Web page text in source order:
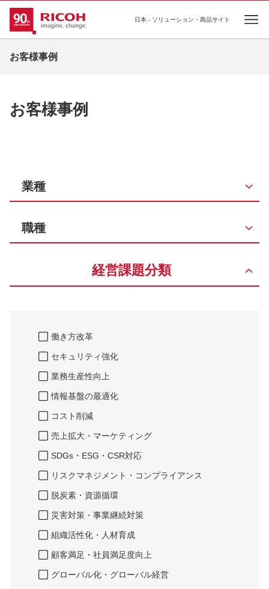
日本 - ソリューション・商品サイト
お客様事例
お客様事例
経営課題分類
働き方改革
セキュリティ強化
業務生産性向上
情報基盤の最適化
コスト削減
売上拡大・マーケティング
SDGs・ESG・CSR対応
リスクマネジメント・コンプライアンス
脱炭素・資源循環
災害対策・事業継続対策
組織活性化・人材育成
顧客満足・社員満足度向上
グローバル化・グローバル経営